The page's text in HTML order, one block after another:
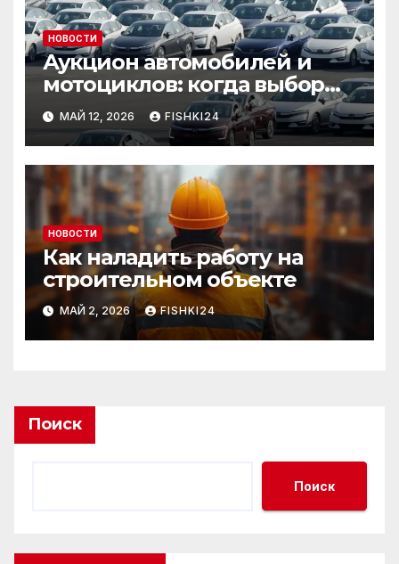
НОВОСТИ
Аукцион автомобилей и
мотоциклов: когда выбор
становится осознанным
МАЙ 12, 2026 FISHKI24
НОВОСТИ
Как наладить работу на
строительном объекте
МАЙ 2, 2026 FISHKI24
Поиск
Поиск